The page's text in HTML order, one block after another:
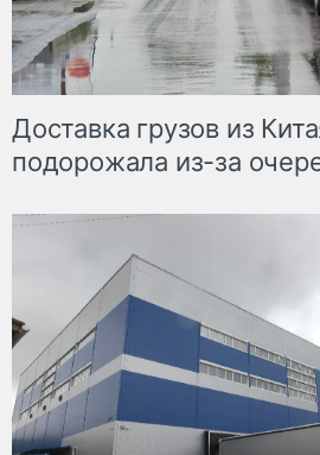
Доставка грузов из
подорожала из-за